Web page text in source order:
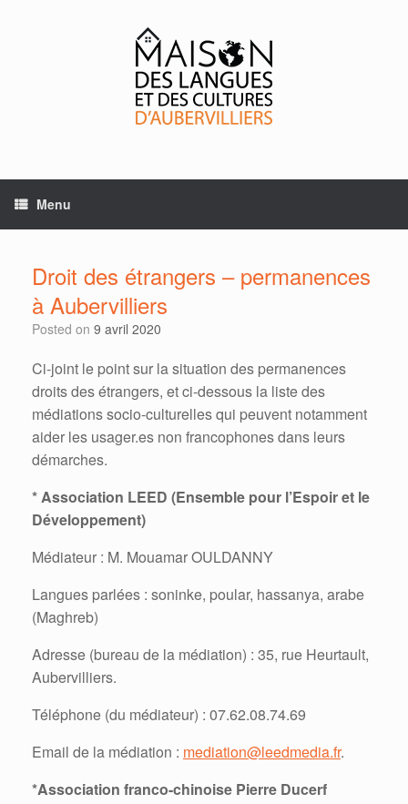
Menu
Droit des étrangers – permanences
à Aubervilliers
Posted on 9 avril 2020
Ci-joint le point sur la situation des permanences
droits des étrangers, et ci-dessous la liste des
médiations socio-culturelles qui peuvent notamment
aider les usager.es non francophones dans leurs
démarches.
* Association LEED (Ensemble pour l’Espoir et le
Développement)
Médiateur : M. Mouamar OULDANNY
Langues parlées : soninke, poular, hassanya, arabe
(Maghreb)
Adresse (bureau de la médiation) : 35, rue Heurtault,
Aubervilliers.
Téléphone (du médiateur) : 07.62.08.74.69
Email de la médiation : mediation@leedmedia.fr.
*Association franco-chinoise Pierre Ducerf